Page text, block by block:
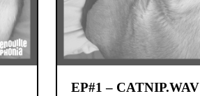
EP#1 – CATNIP.WAV